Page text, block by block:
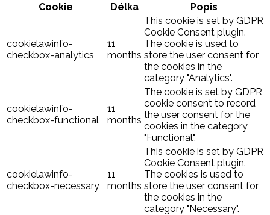
Cookie
Délka Popis
cookielawinfo-
checkbox-analytics
11
months
This cookie is set by GDPR
Cookie Consent plugin.
The cookie is used to
store the user consent for
the cookies in the
category "Analytics".
cookielawinfo-
checkbox-functional
11
months
The cookie is set by GDPR
cookie consent to record
the user consent for the
cookies in the category
"Functional".
cookielawinfo-
checkbox-necessary
11
months
This cookie is set by GDPR
Cookie Consent plugin.
The cookies is used to
store the user consent for
the cookies in the
category "Necessary".